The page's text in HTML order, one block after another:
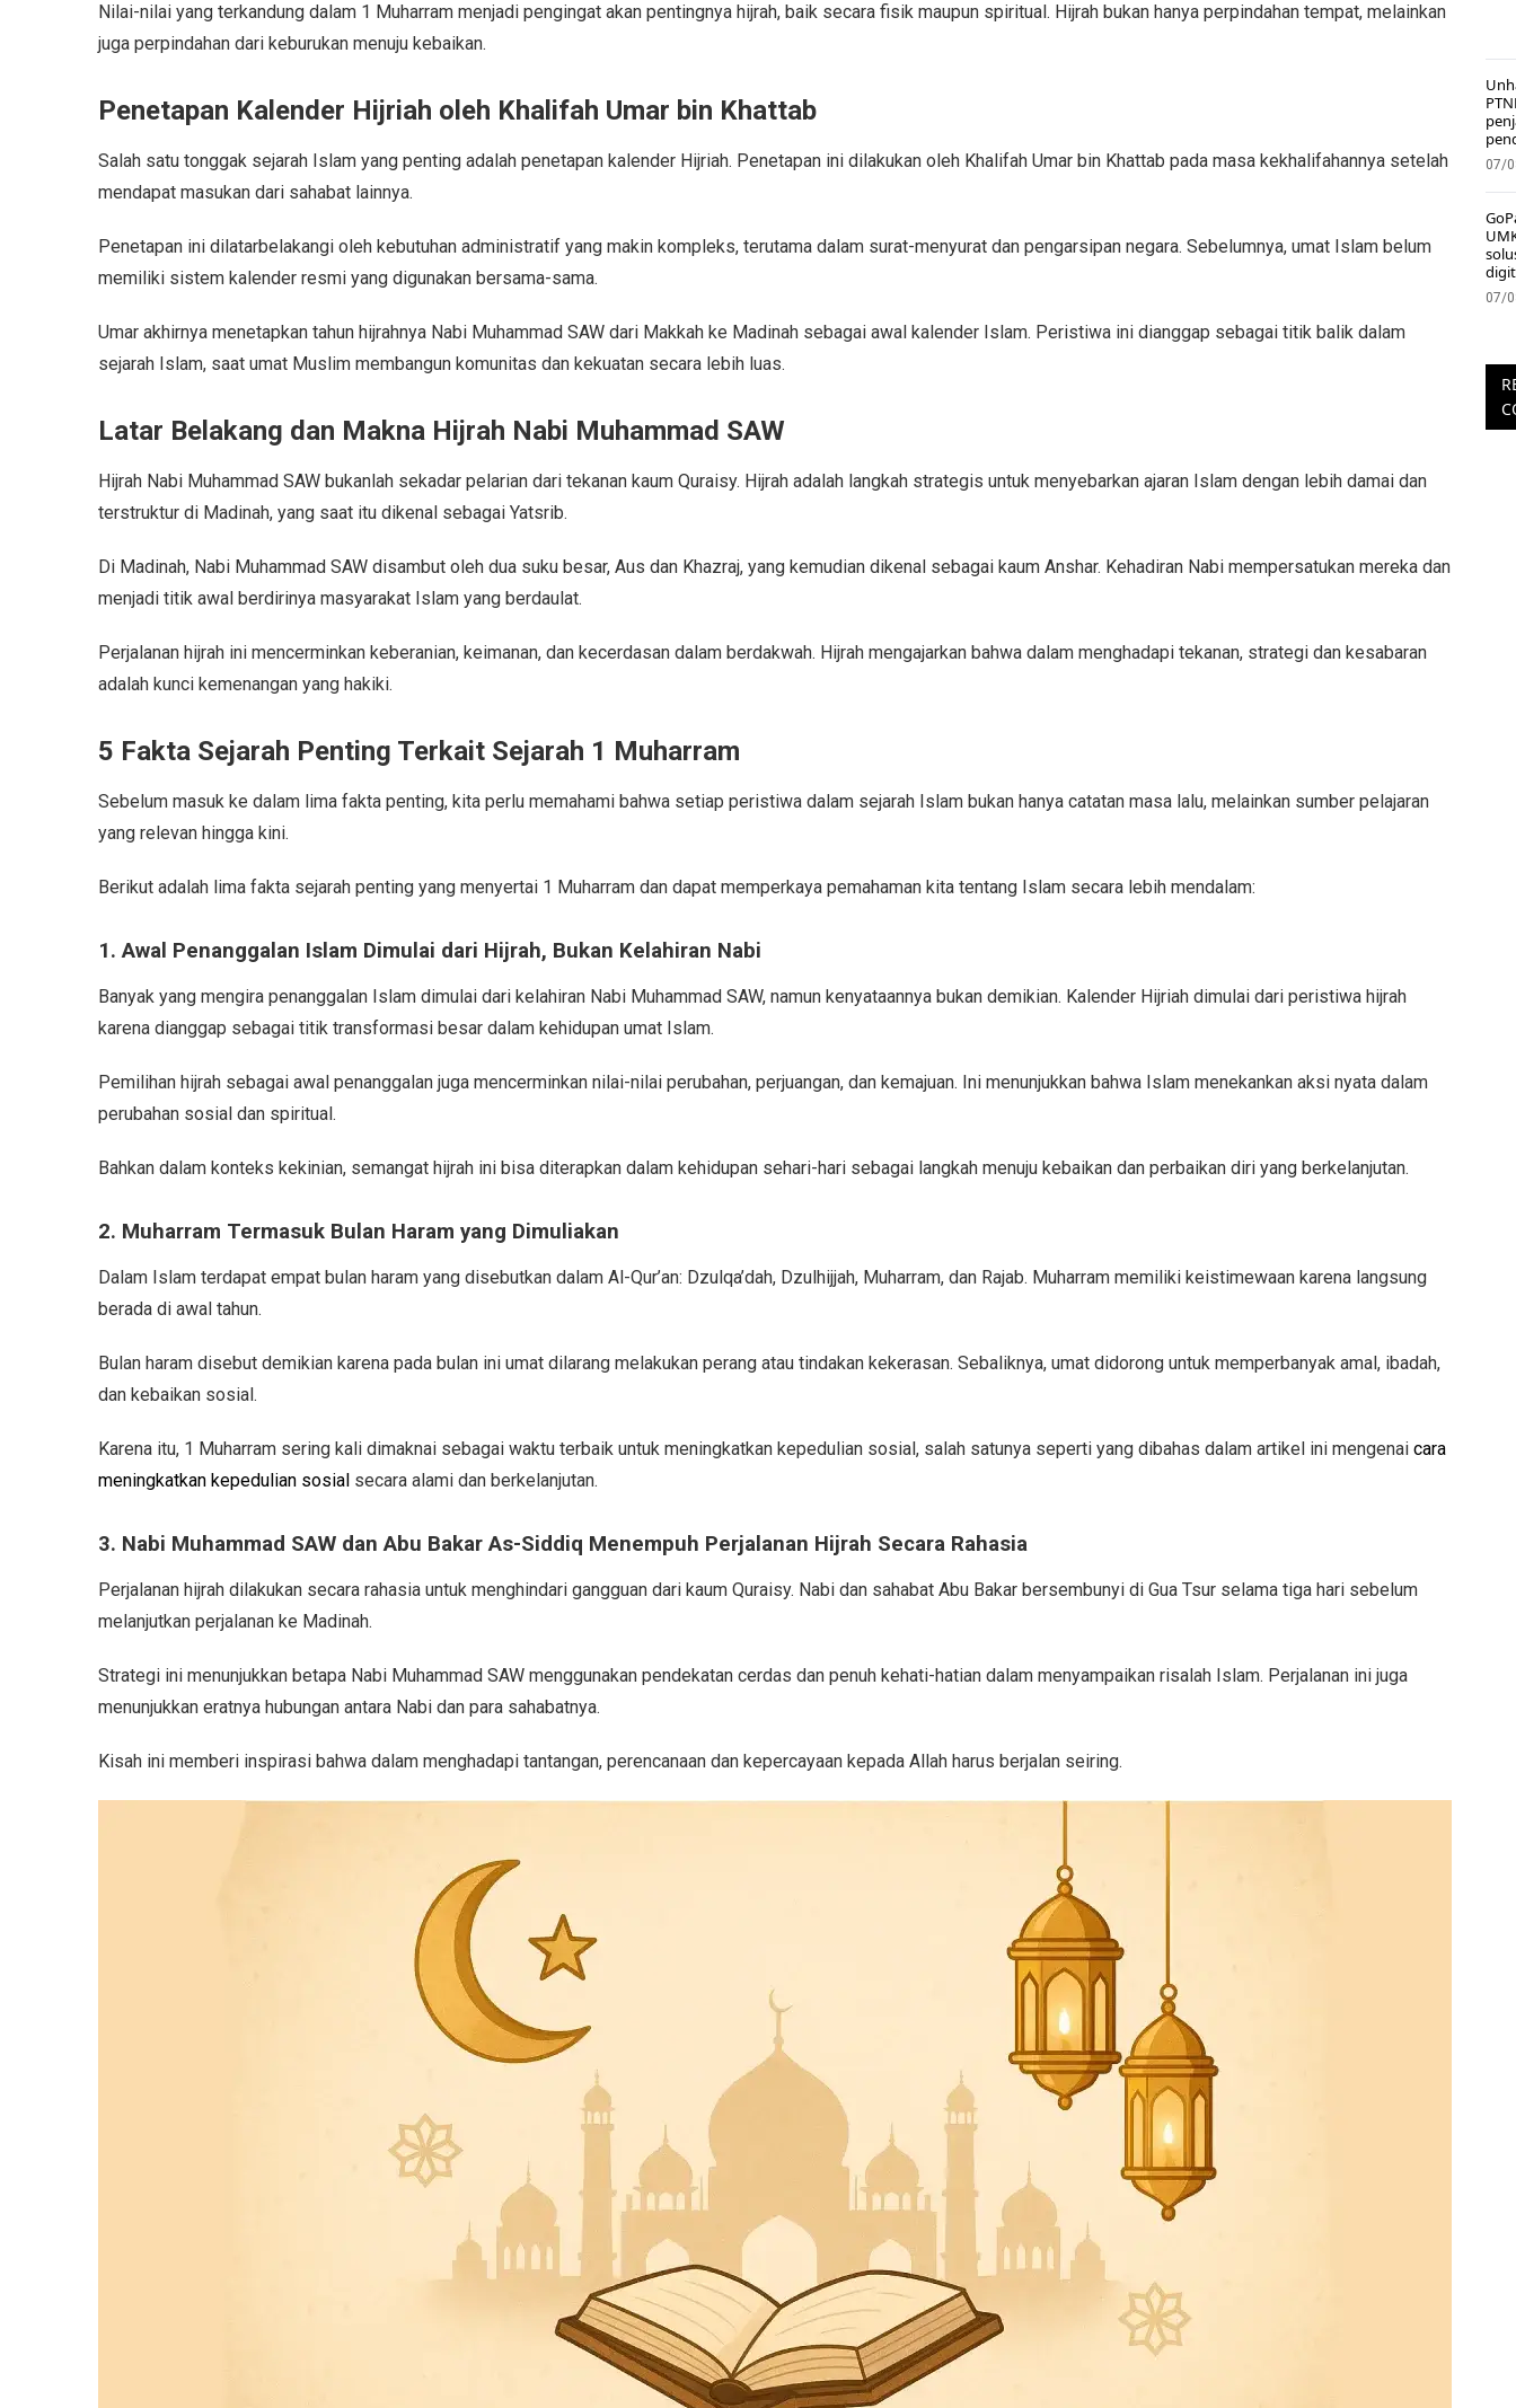
Nilai-nilai yang terkandung dalam 1 Muharram menjadi pengingat akan pentingnya hijrah, baik secara fisik maupun spiritual. Hijrah bukan hanya perpindahan tempat, melainkan
juga perpindahan dari keburukan menuju kebaikan.
Penetapan Kalender Hijriah oleh Khalifah Umar bin Khattab
Salah satu tonggak sejarah Islam yang penting adalah penetapan kalender Hijriah. Penetapan ini dilakukan oleh Khalifah Umar bin Khattab pada masa kekhalifahannya setelah
mendapat masukan dari sahabat lainnya.
Penetapan ini dilatarbelakangi oleh kebutuhan administratif yang makin kompleks, terutama dalam surat-menyurat dan pengarsipan negara. Sebelumnya, umat Islam belum
memiliki sistem kalender resmi yang digunakan bersama-sama.
Umar akhirnya menetapkan tahun hijrahnya Nabi Muhammad SAW dari Makkah ke Madinah sebagai awal kalender Islam. Peristiwa ini dianggap sebagai titik balik dalam
sejarah Islam, saat umat Muslim membangun komunitas dan kekuatan secara lebih luas.
Latar Belakang dan Makna Hijrah Nabi Muhammad SAW
Hijrah Nabi Muhammad SAW bukanlah sekadar pelarian dari tekanan kaum Quraisy. Hijrah adalah langkah strategis untuk menyebarkan ajaran Islam dengan lebih damai dan
terstruktur di Madinah, yang saat itu dikenal sebagai Yatsrib.
Di Madinah, Nabi Muhammad SAW disambut oleh dua suku besar, Aus dan Khazraj, yang kemudian dikenal sebagai kaum Anshar. Kehadiran Nabi mempersatukan mereka dan
menjadi titik awal berdirinya masyarakat Islam yang berdaulat.
Perjalanan hijrah ini mencerminkan keberanian, keimanan, dan kecerdasan dalam berdakwah. Hijrah mengajarkan bahwa dalam menghadapi tekanan, strategi dan kesabaran
adalah kunci kemenangan yang hakiki.
5 Fakta Sejarah Penting Terkait Sejarah 1 Muharram
Sebelum masuk ke dalam lima fakta penting, kita perlu memahami bahwa setiap peristiwa dalam sejarah Islam bukan hanya catatan masa lalu, melainkan sumber pelajaran
yang relevan hingga kini.
Berikut adalah lima fakta sejarah penting yang menyertai 1 Muharram dan dapat memperkaya pemahaman kita tentang Islam secara lebih mendalam:
1. Awal Penanggalan Islam Dimulai dari Hijrah, Bukan Kelahiran Nabi
Banyak yang mengira penanggalan Islam dimulai dari kelahiran Nabi Muhammad SAW, namun kenyataannya bukan demikian. Kalender Hijriah dimulai dari peristiwa hijrah
karena dianggap sebagai titik transformasi besar dalam kehidupan umat Islam.
Pemilihan hijrah sebagai awal penanggalan juga mencerminkan nilai-nilai perubahan, perjuangan, dan kemajuan. Ini menunjukkan bahwa Islam menekankan aksi nyata dalam
perubahan sosial dan spiritual.
Bahkan dalam konteks kekinian, semangat hijrah ini bisa diterapkan dalam kehidupan sehari-hari sebagai langkah menuju kebaikan dan perbaikan diri yang berkelanjutan.
2. Muharram Termasuk Bulan Haram yang Dimuliakan
Dalam Islam terdapat empat bulan haram yang disebutkan dalam Al-Qur’an: Dzulqa’dah, Dzulhijjah, Muharram, dan Rajab. Muharram memiliki keistimewaan karena langsung
berada di awal tahun.
Bulan haram disebut demikian karena pada bulan ini umat dilarang melakukan perang atau tindakan kekerasan. Sebaliknya, umat didorong untuk memperbanyak amal, ibadah,
dan kebaikan sosial.
Karena itu, 1 Muharram sering kali dimaknai sebagai waktu terbaik untuk meningkatkan kepedulian sosial, salah satunya seperti yang dibahas dalam artikel ini mengenai cara
meningkatkan kepedulian sosial secara alami dan berkelanjutan.
3. Nabi Muhammad SAW dan Abu Bakar As-Siddiq Menempuh Perjalanan Hijrah Secara Rahasia
Perjalanan hijrah dilakukan secara rahasia untuk menghindari gangguan dari kaum Quraisy. Nabi dan sahabat Abu Bakar bersembunyi di Gua Tsur selama tiga hari sebelum
melanjutkan perjalanan ke Madinah.
Strategi ini menunjukkan betapa Nabi Muhammad SAW menggunakan pendekatan cerdas dan penuh kehati-hatian dalam menyampaikan risalah Islam. Perjalanan ini juga
menunjukkan eratnya hubungan antara Nabi dan para sahabatnya.
Kisah ini memberi inspirasi bahwa dalam menghadapi tantangan, perencanaan dan kepercayaan kepada Allah harus berjalan seiring.
07/
07/